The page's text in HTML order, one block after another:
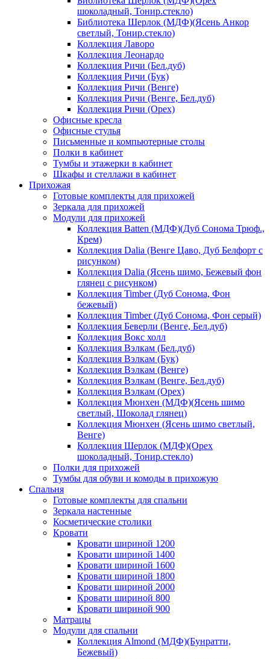
шоколадный, Тонир.стекло)
Библиотека Шерлок (МДФ)(Ясень Анкор
светлый, Тонир.стекло)
Коллекция Лаворо
Коллекция Леонардо
Коллекция Ричи (Бел.дуб)
Коллекция Ричи (Бук)
Коллекция Ричи (Венге)
Коллекция Ричи (Венге, Бел.дуб)
Коллекция Ричи (Орех)
Офисные кресла
Офисные стулья
Письменные и компьютерные столы
Полки в кабинет
Тумбы и этажерки в кабинет
Шкафы и стеллажи в кабинет
Прихожая
Готовые комплекты для прихожей
Зеркала для прихожей
Модули для прихожей
Коллекция Batten (МДФ)(Дуб Сонома Трюф.,
Крем)
Коллекция Dalia (Венге Цаво, Дуб Белфорт с
рисунком)
Коллекция Dalia (Ясень шимо, Бежевый фон
глянец с рисунком)
Коллекция Timber (Дуб Сонома, Фон
бежевый)
Коллекция Timber (Дуб Сонома, Фон серый)
Коллекция Беверли (Венге, Бел.дуб)
Коллекция Вокс холл
Коллекция Вэлкам (Бел.дуб)
Коллекция Вэлкам (Бук)
Коллекция Вэлкам (Венге)
Коллекция Вэлкам (Венге, Бел.дуб)
Коллекция Вэлкам (Орех)
Коллекция Мюнхен (МДФ)(Ясень шимо
светлый, Шоколад глянец)
Коллекция Мюнхен (Ясень шимо светлый,
Венге)
Коллекция Шерлок (МДФ)(Орех
шоколадный, Тонир.стекло)
Полки для прихожей
Тумбы для обуви и комоды в прихожую
Спальня
Готовые комплекты для спальни
Зеркала настенные
Косметические столики
Кровати
Кровати шириной 1200
Кровати шириной 1400
Кровати шириной 1600
Кровати шириной 1800
Кровати шириной 2000
Кровати шириной 800
Кровати шириной 900
Матрацы
Модули для спальни
Коллекция Almond (МДФ)(Бунратти,
Бежевый)